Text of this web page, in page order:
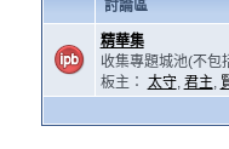
討論區
精華集
收集專題城池(不包
板主： 太守, 君主,